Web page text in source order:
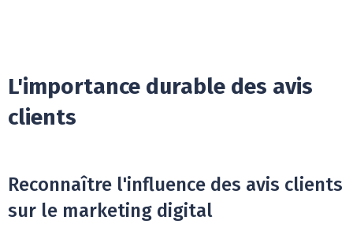
L'importance durable des avis
clients
Reconnaître l'influence des avis clients
sur le marketing digital